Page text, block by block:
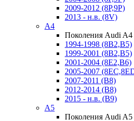
2009-2012 (8P,9P)
2013 - н.в. (8V)
A4
Поколения Audi A4
1994-1998 (8B2,B5)
1999-2001 (8B2,B5)
2001-2004 (8E2,B6)
2005-2007
2007-2011 (B8)
2012-2014 (B8)
2015 - н.в. (B9)
A5
Поколения Audi A5